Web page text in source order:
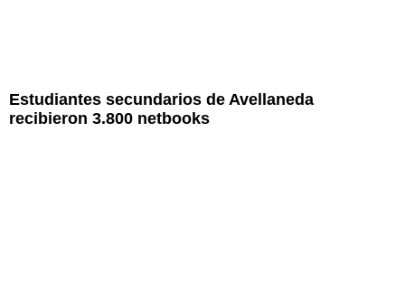
Estudiantes secundarios de Avellaneda
recibieron 3.800 netbooks